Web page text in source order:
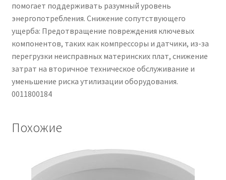
помогает поддерживать разумный уровень
энергопотребления. Снижение сопутствующего
ущерба: Предотвращение повреждения ключевых
компонентов, таких как компрессоры и датчики, из-за
перегрузки неисправных материнских плат, снижение
затрат на вторичное техническое обслуживание и
уменьшение риска утилизации оборудования.
0011800184
Похожие